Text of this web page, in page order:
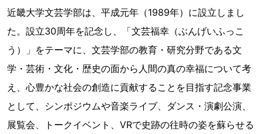
近畿大学文芸学部は、平成元年（1989年）に設立しまし
た。設立30周年を記念し、「文芸福幸（ぶんげいふっこ
う）」をテーマに、文芸学部の教育・研究分野である文
学・芸術・文化・歴史の面から人間の真の幸福について考
え、心豊かな社会の創造に貢献することを目指す記念事業
として、シンポジウムや音楽ライブ、ダンス・演劇公演、
展覧会、トークイベント、VRで史跡の往時の姿を蘇らせる